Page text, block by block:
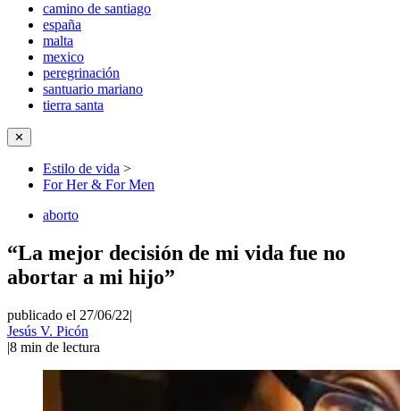
camino de santiago
españa
malta
mexico
peregrinación
santuario mariano
tierra santa
✕
Estilo de vida >
For Her & For Men
aborto
“La mejor decisión de mi vida fue no
abortar a mi hijo”
publicado el 27/06/22|
Jesús V. Picón
|8 min de lectura